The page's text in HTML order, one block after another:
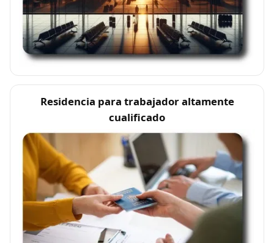
Residencia para trabajador altamente
cualificado